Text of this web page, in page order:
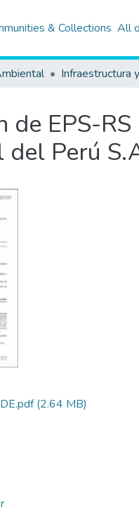
& Collections All
Infraestructura
de EPS-
Perú
(2.64 MB)